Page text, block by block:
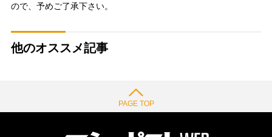
ので、予めご了承下さい。
他のオススメ記事
PAGE TOP